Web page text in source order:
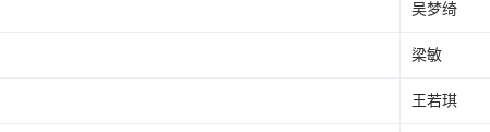
吴梦绮
梁敏
王若琪